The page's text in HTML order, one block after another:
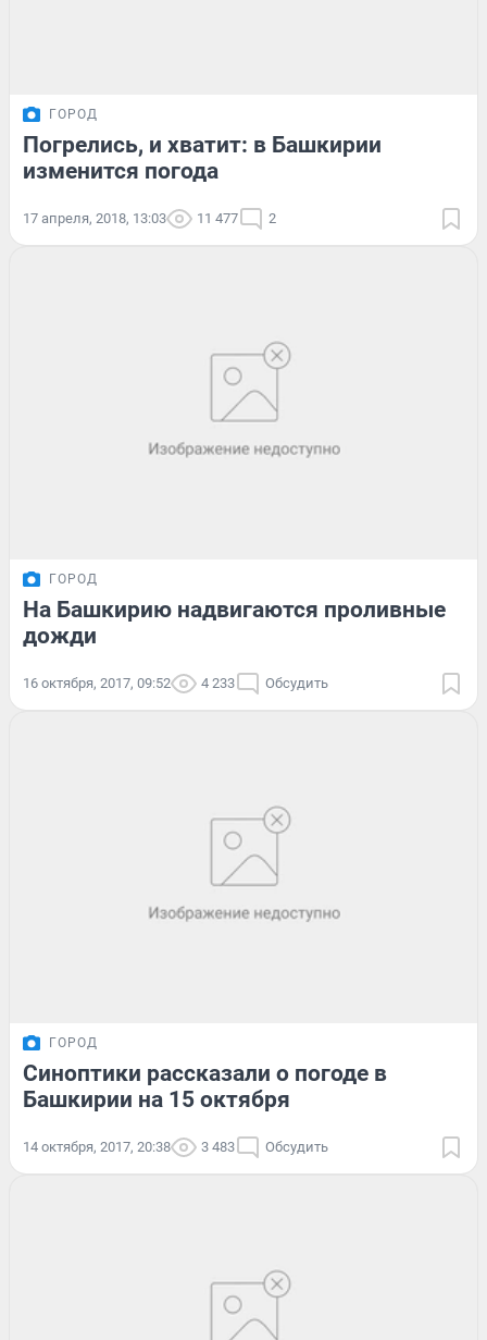
ГОРОД
Погрелись, и хватит: в Башкирии
изменится погода
17 апреля, 2018, 13:03 11 477 2
ГОРОД
На Башкирию надвигаются проливные
дожди
16 октября, 2017, 09:52 4 233 Обсудить
ГОРОД
Синоптики рассказали о погоде в
Башкирии на 15 октября
14 октября, 2017, 20:38 3 483 Обсудить